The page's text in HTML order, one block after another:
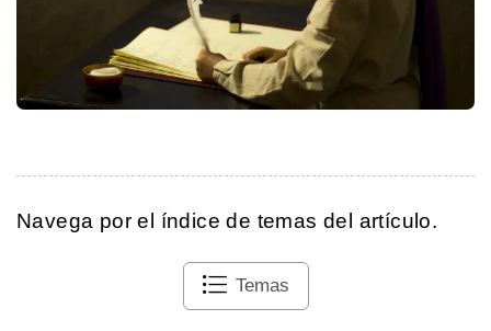
Navega por el índice de temas del artículo.
Temas